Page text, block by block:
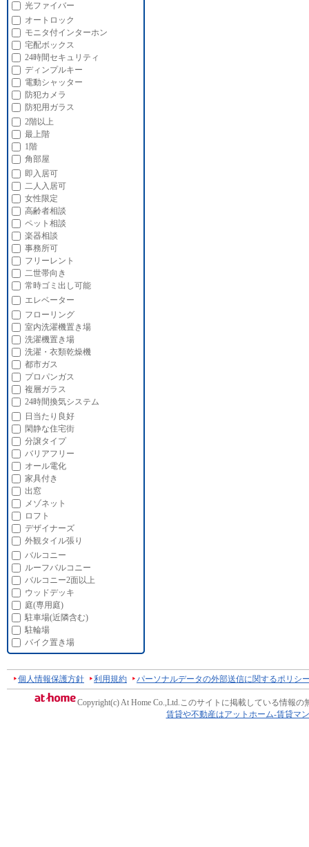
光ファイバー
オートロック
モニタ付インターホン
宅配ボックス
24時間セキュリティ
ディンプルキー
電動シャッター
防犯カメラ
防犯用ガラス
2階以上
最上階
1階
角部屋
即入居可
二人入居可
女性限定
高齢者相談
ペット相談
楽器相談
事務所可
フリーレント
二世帯向き
常時ゴミ出し可能
エレベーター
フローリング
室内洗濯機置き場
洗濯機置き場
洗濯・衣類乾燥機
都市ガス
プロパンガス
複層ガラス
24時間換気システム
日当たり良好
閑静な住宅街
分譲タイプ
バリアフリー
オール電化
家具付き
出窓
メゾネット
ロフト
デザイナーズ
外観タイル張り
バルコニー
ルーフバルコニー
バルコニー2面以上
ウッドデッキ
庭(専用庭)
駐車場(近隣含む)
駐輪場
バイク置き場
個人情報保護方針 利用規約 パーソナルデータの外部送信に関するポリシ
Copyright(c) At Home Co.,Ltd.このサイトに掲載している情報の
賃貸や不動産はアットホーム-賃貸マ